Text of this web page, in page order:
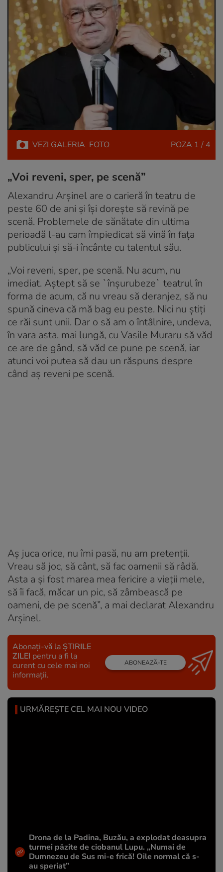
VEZI GALERIA FOTO POZA 1 / 4
„Voi reveni, sper, pe scenă”
Alexandru Arșinel are o carieră în teatru de
peste 60 de ani și își dorește să revină pe
scenă. Problemele de sănătate din ultima
perioadă l-au cam împiedicat să vină în fața
publicului și să-i încânte cu talentul său.
„Voi reveni, sper, pe scenă. Nu acum, nu
imediat. Aștept să se `înșurubeze` teatrul în
forma de acum, că nu vreau să deranjez, să nu
spună cineva că mă bag eu peste. Nici nu știți
ce răi sunt unii. Dar o să am o întâlnire, undeva,
în vara asta, mai lungă, cu Vasile Muraru să văd
ce are de gând, să văd ce pune pe scenă, iar
atunci voi putea să dau un răspuns despre
când aș reveni pe scenă.
Aș juca orice, nu îmi pasă, nu am pretenții.
Vreau să joc, să cânt, să fac oamenii să râdă.
Asta a și fost marea mea fericire a vieții mele,
să îi facă, măcar un pic, să zâmbească pe
oameni, de pe scenă”, a mai declarat Alexandru
Arșinel.
Abonați-vă la ȘTIRILE
ZILEI pentru a fi la
curent cu cele mai noi
informații.
ABONEAZĂ-TE
URMĂREȘTE CEL MAI NOU VIDEO
Drona de la Padina, Buzău, a explodat deasupra
turmei păzite de ciobanul Lupu. „Numai de
Dumnezeu de Sus mi-e frică! Oile normal că s-
au speriat”